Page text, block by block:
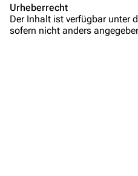
Löschantrag
Vandalismus
Urheberrecht
Der Inhalt ist verfügbar unter
sofern nicht anders